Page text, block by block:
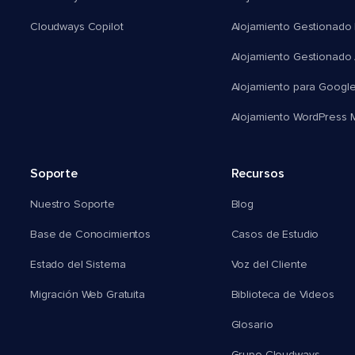
Cloudways Copilot Alojamiento Gestionado
Alojamiento Gestionado
Alojamiento para
Alojamiento WordPress
Soporte
Nuestro Soporte
Base de Conocimientos
Estado del Sistema
Migración Web Gratuita
Recursos
Blog
Casos de Estudio
Voz del Cliente
Biblioteca de Videos
Glosario